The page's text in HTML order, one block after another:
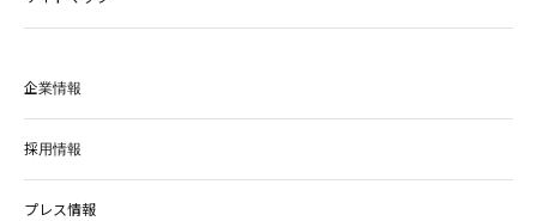
企業情報
採用情報
プレス情報